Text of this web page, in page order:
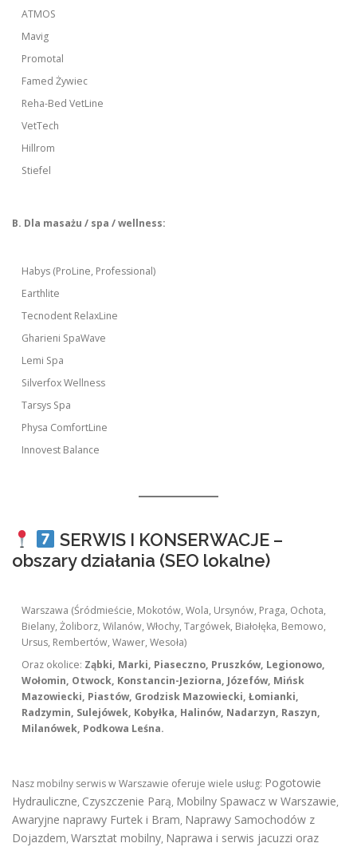
ATMOS
Mavig
Promotal
Famed Żywiec
Reha-Bed VetLine
VetTech
Hillrom
Stiefel
B. Dla masażu / spa / wellness:
Habys (ProLine, Professional)
Earthlite
Tecnodent RelaxLine
Gharieni SpaWave
Lemi Spa
Silverfox Wellness
Tarsys Spa
Physa ComfortLine
Innovest Balance
SERWIS I KONSERWACJE –
obszary działania (SEO lokalne)
Warszawa (Śródmieście, Mokotów, Wola, Ursynów, Praga, Ochota,
Bielany, Żoliborz, Wilanów, Włochy, Targówek, Białołęka, Bemowo,
Ursus, Rembertów, Wawer, Wesoła)
Oraz okolice: Ząbki, Marki, Piaseczno, Pruszków, Legionowo,
Wołomin, Otwock, Konstancin-Jeziorna, Józefów, Mińsk
Mazowiecki, Piastów, Grodzisk Mazowiecki, Łomianki,
Radzymin, Sulejówek, Kobyłka, Halinów, Nadarzyn, Raszyn,
Milanówek, Podkowa Leśna.
Nasz mobilny serwis w Warszawie oferuje wiele usług: Pogotowie
Hydrauliczne, Czyszczenie Parą, Mobilny Spawacz w Warszawie,
Awaryjne naprawy Furtek i Bram, Naprawy Samochodów z
Dojazdem, Warsztat mobilny, Naprawa i serwis jacuzzi oraz